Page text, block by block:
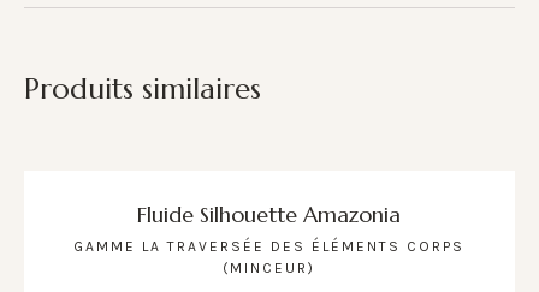
Produits similaires
Fluide Silhouette Amazonia
GAMME LA TRAVERSÉE DES ÉLÉMENTS CORPS
(MINCEUR)